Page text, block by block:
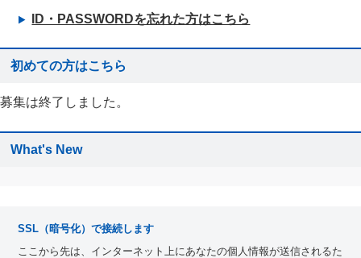
ID・PASSWORDを忘れた方はこちら
初めての方はこちら
募集は終了しました。
What's New
SSL（暗号化）で接続します
ここから先は、インターネット上にあなたの個人情報が送信されるた